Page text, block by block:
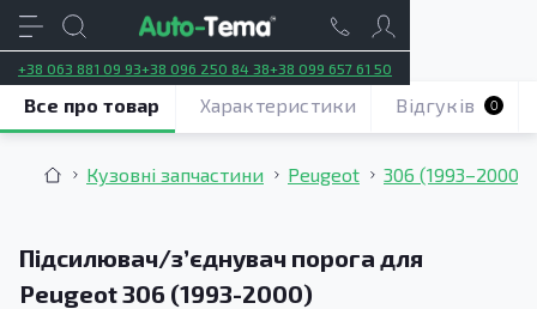
+38 063 881 09 93+38 096 250 84 38+38 099 657 61 50
Кузовні запчастини Peugeot 306 (1993–2000)
Підсилювач/зʼєднувач порога для
Peugeot 306 (1993-2000)
Все про товар Характеристики Відгуків 0